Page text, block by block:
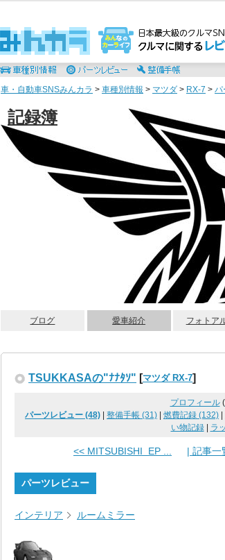
車・自動車SNSみんカラ > 車種別情報 > マツダ > RX-7 > パ
記録簿
ブログ 愛車紹介 フォトア
TSUKKASAの"ﾅﾅﾀｿ" [マツダ RX-7]
プロフィール(
パーツレビュー (48)
整備手帳 (31) 燃費記録 (132)
い物記録| ラ
<< MITSUBISHI EP ... | 記事一
パーツレビュー
インテリア ルームミラー